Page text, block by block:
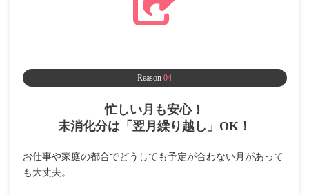
Reason 04
忙しい月も安心！
未消化分は「翌月繰り越し」OK！
お仕事や家庭の都合でどうしても予定が合わない月があって
も大丈夫。